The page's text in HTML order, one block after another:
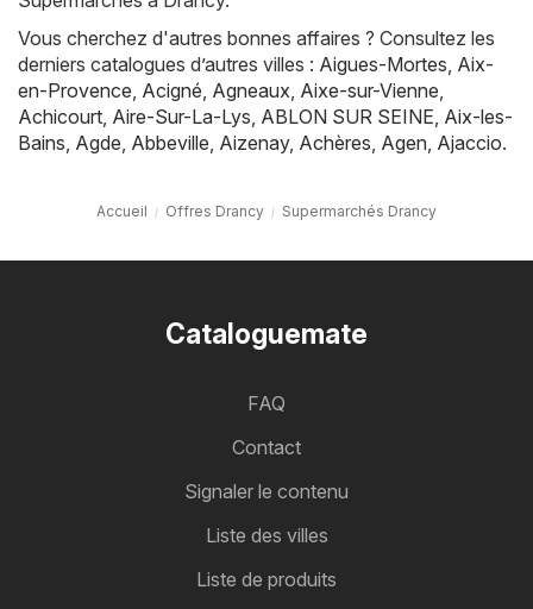
Vous cherchez d'autres bonnes affaires ? Consultez les
derniers catalogues d’autres villes : Aigues-Mortes, Aix-
en-Provence, Acigné, Agneaux, Aixe-sur-Vienne,
Achicourt, Aire-Sur-La-Lys, ABLON SUR SEINE, Aix-les-
Bains, Agde, Abbeville, Aizenay, Achères, Agen, Ajaccio.
Accueil Offres Drancy Supermarchés Drancy
Cataloguemate
FAQ
Contact
Signaler le contenu
Liste des villes
Liste de produits